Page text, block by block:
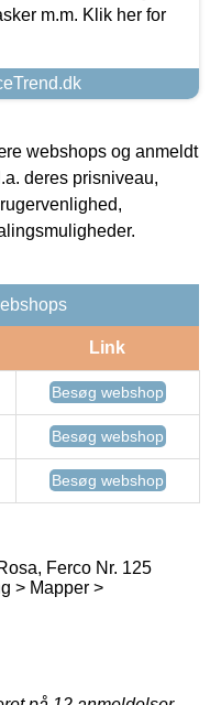
m.m. Klik her for
webshops og anmeldt
deres prisniveau,
Link
Besøg webshop
Besøg webshop
Besøg webshop
Ferco Nr. 125
> Mapper >